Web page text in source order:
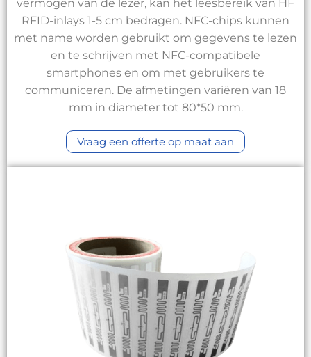
vermogen van de lezer, kan het leesbereik van HF
RFID-inlays 1-5 cm bedragen. NFC-chips kunnen
met name worden gebruikt om gegevens te lezen
en te schrijven met NFC-compatibele
smartphones en om met gebruikers te
communiceren. De afmetingen variëren van 18
mm in diameter tot 80*50 mm.
Vraag een offerte op maat aan